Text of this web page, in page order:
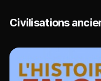
Civilisations